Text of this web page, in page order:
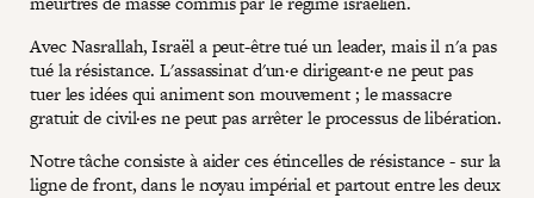
Avec Nasrallah, Israël a peut-être tué un leader, mais il n'a pas
tué la résistance. L'assassinat d'un·e dirigeant·e ne peut pas
tuer les idées qui animent son mouvement ; le massacre
gratuit de civil·es ne peut pas arrêter le processus de libération.
Notre tâche consiste à aider ces étincelles de résistance - sur la
ligne de front, dans le noyau impérial et partout entre les deux